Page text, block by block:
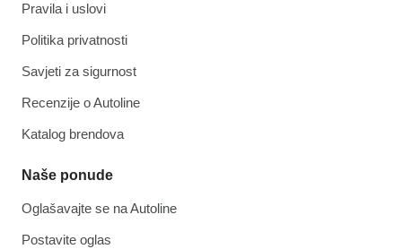
Pravila i uslovi
Politika privatnosti
Savjeti za sigurnost
Recenzije o Autoline
Katalog brendova
Naše ponude
Oglašavajte se na Autoline
Postavite oglas